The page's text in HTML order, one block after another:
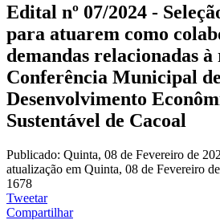
Edital nº 07/2024 -
para atuarem como
demandas relacionadas
Conferência Municipal de
Desenvolvimento
Sustentável de Cacoal
Publicado: Quinta, 08 de Fevereiro de
atualização em Quinta, 08 de Fevereiro
1678
Tweetar
Compartilhar